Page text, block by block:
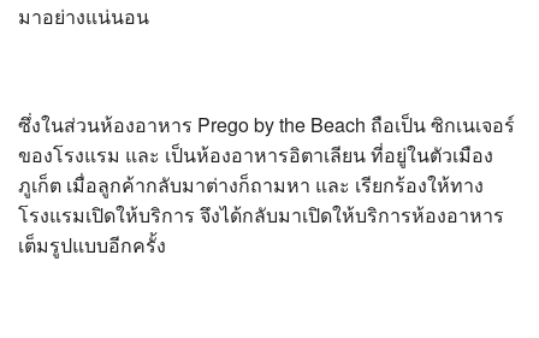
มาอย่างแน่นอน
ซึ่งในส่วนห้องอาหาร Prego by the Beach ถือเป็น ซิกเนเจอร์
ของโรงแรม และ เป็นห้องอาหารอิตาเลียน ที่อยู่ในตัวเมือง
ภูเก็ต เมื่อลูกค้ากลับมาต่างก็ถามหา และ เรียกร้องให้ทาง
โรงแรมเปิดให้บริการ จึงได้กลับมาเปิดให้บริการห้องอาหาร
เต็มรูปแบบอีกครั้ง